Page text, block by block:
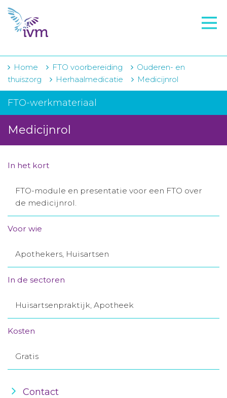
VMI
FTO voorbereiding
IVM-academie
Zorginstellingen
Voorschrijfgedrag
Projecten
Contact
Winkelwagentje
Toegang leeromgeving
Home FTO voorbereiding
Ouderen- en
thuiszorg
Herhaalmedicatie Medicijnrol
FTO-werkmateriaal
Medicijnrol
In het kort
FTO-module en presentatie voor een FTO over
de medicijnrol.
Voor wie
Apothekers, Huisartsen
In de sectoren
Huisartsenpraktijk, Apotheek
Kosten
Gratis
Contact